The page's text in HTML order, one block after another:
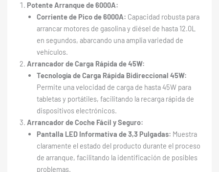
Potente Arranque de 6000A:
Corriente de Pico de 6000A: Capacidad robusta para
arrancar motores de gasolina y diésel de hasta 12.0L
en segundos, abarcando una amplia variedad de
vehículos.
Arrancador de Carga Rápida de 45W:
Tecnología de Carga Rápida Bidireccional 45W:
Permite una velocidad de carga de hasta 45W para
tabletas y portátiles, facilitando la recarga rápida de
dispositivos electrónicos.
Arrancador de Coche Fácil y Seguro:
Pantalla LED Informativa de 3,3 Pulgadas: Muestra
claramente el estado del producto durante el proceso
de arranque, facilitando la identificación de posibles
problemas.